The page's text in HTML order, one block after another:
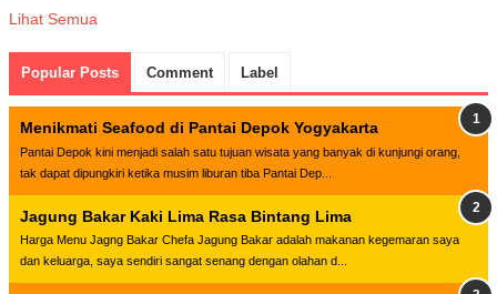
Lihat Semua
Popular Posts Comment Label
Menikmati Seafood di Pantai Depok Yogyakarta
Pantai Depok kini menjadi salah satu tujuan wisata yang banyak di kunjungi orang,
tak dapat dipungkiri ketika musim liburan tiba Pantai Dep...
Jagung Bakar Kaki Lima Rasa Bintang Lima
Harga Menu Jagng Bakar Chefa Jagung Bakar adalah makanan kegemaran saya
dan keluarga, saya sendiri sangat senang dengan olahan d...